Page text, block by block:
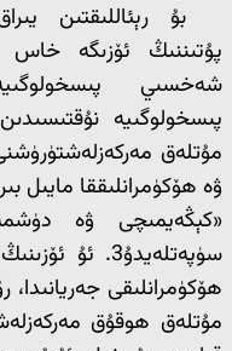
بۇ رېئاللىقتىن
پۇتىننىڭ ئۆزىگە خاس
شەخسىي
پىسخولوگىيە
مۇتلەق
ۋە ھۆكۈمرانلىققا مايىل
«كېڭەيمىچى ۋە
ھۆكۈمرانلىقى
مۇتلەق ھوقۇق